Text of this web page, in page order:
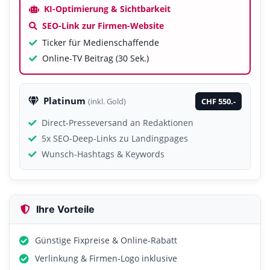
KI-Optimierung & Sichtbarkeit
SEO-Link zur Firmen-Website
Ticker für Medienschaffende
Online-TV Beitrag (30 Sek.)
Platinum (inkl. Gold) CHF 550.-
Direct-Presseversand an Redaktionen
5x SEO-Deep-Links zu Landingpages
Wunsch-Hashtags & Keywords
Ihre Vorteile
Günstige Fixpreise & Online-Rabatt
Verlinkung & Firmen-Logo inklusive